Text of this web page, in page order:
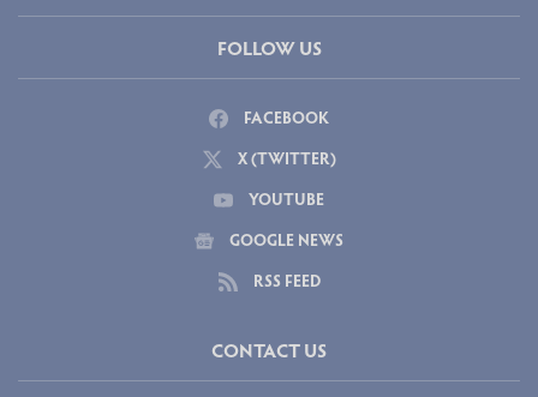
FOLLOW US
FACEBOOK
X (TWITTER)
YOUTUBE
GOOGLE NEWS
RSS FEED
CONTACT US